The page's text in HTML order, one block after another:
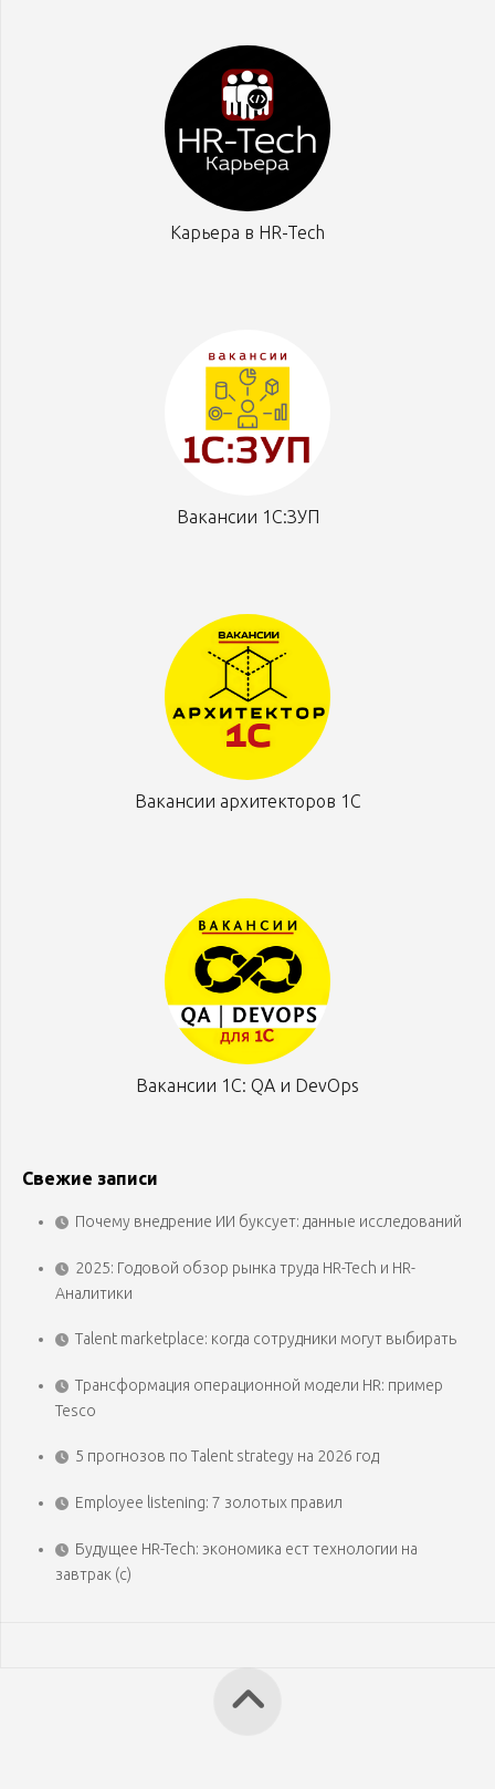
Карьера в HR-Tech
Вакансии 1С:ЗУП
Вакансии архитекторов 1С
Вакансии 1С: QA и DevOps
Свежие записи
Почему внедрение ИИ буксует: данные исследований
2025: Годовой обзор рынка труда HR-Tech и HR-
Аналитики
Talent marketplace: когда сотрудники могут выбирать
Трансформация операционной модели HR: пример
Tesco
5 прогнозов по Talent strategy на 2026 год
Employee listening: 7 золотых правил
Будущее HR-Tech: экономика ест технологии на
завтрак (с)